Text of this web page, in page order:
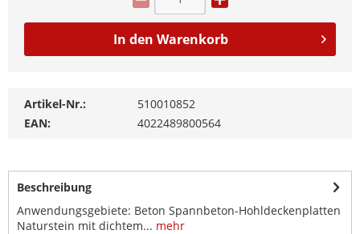
In den Warenkorb
Artikel-Nr.:
510010852
EAN:
4022489800564
Beschreibung
Anwendungsgebiete: Beton Spannbeton-Hohldeckenplatten
Naturstein mit dichtem... mehr